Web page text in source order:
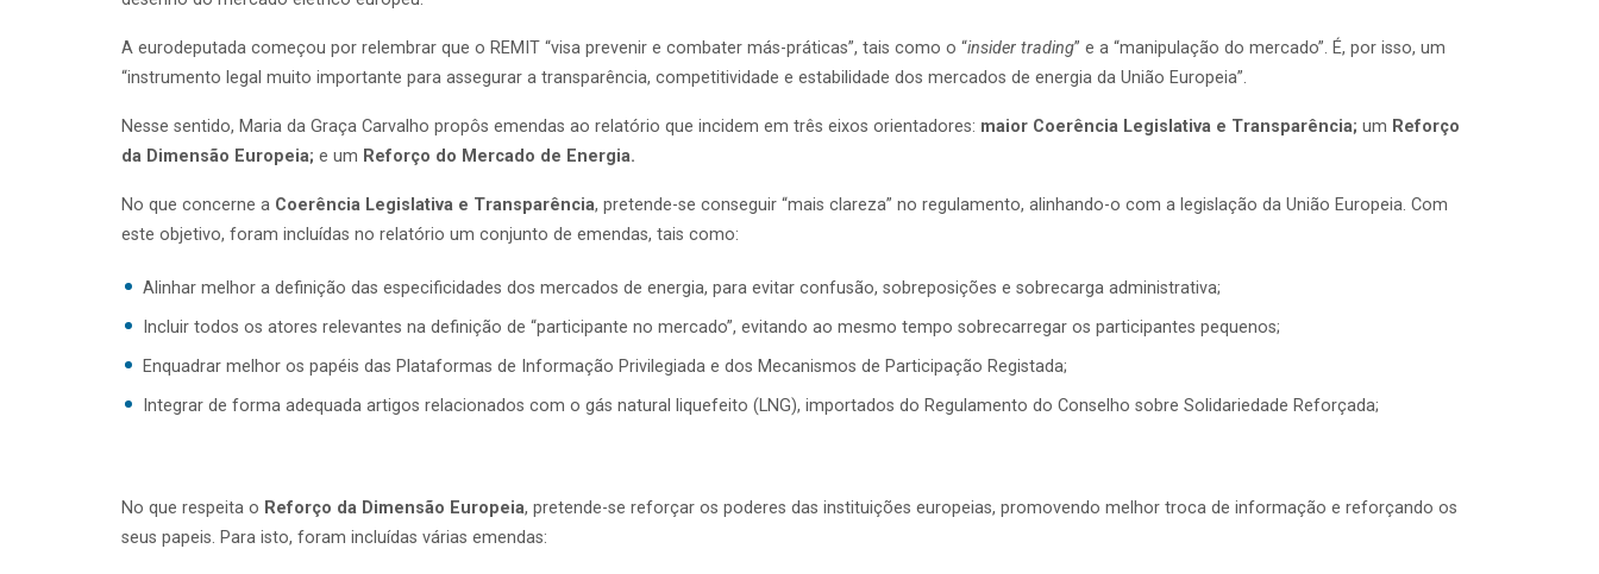
A eurodeputada começou por relembrar que o REMIT “visa prevenir e combater más-práticas”, tais como o “insider trading” e a “manipulação do mercado”. É, por isso, um
“instrumento legal muito importante para assegurar a transparência, competitividade e estabilidade dos mercados de energia da União Europeia”.
Nesse sentido, Maria da Graça Carvalho propôs emendas ao relatório que incidem em três eixos orientadores: maior Coerência Legislativa e Transparência; um Reforço
da Dimensão Europeia; e um Reforço do Mercado de Energia.
No que concerne a Coerência Legislativa e Transparência, pretende-se conseguir “mais clareza” no regulamento, alinhando-o com a legislação da União Europeia. Com
este objetivo, foram incluídas no relatório um conjunto de emendas, tais como:
Alinhar melhor a definição das especificidades dos mercados de energia, para evitar confusão, sobreposições e sobrecarga administrativa;
Incluir todos os atores relevantes na definição de “participante no mercado”, evitando ao mesmo tempo sobrecarregar os participantes pequenos;
Enquadrar melhor os papéis das Plataformas de Informação Privilegiada e dos Mecanismos de Participação Registada;
Integrar de forma adequada artigos relacionados com o gás natural liquefeito (LNG), importados do Regulamento do Conselho sobre Solidariedade Reforçada;
No que respeita o Reforço da Dimensão Europeia, pretende-se reforçar os poderes das instituições europeias, promovendo melhor troca de informação e reforçando os
seus papeis. Para isto, foram incluídas várias emendas: